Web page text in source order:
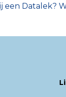
een Datalek?